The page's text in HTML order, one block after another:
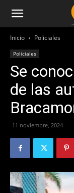
Inicio Policiales
Policiales
Se
de las
11 noviembre, 2024